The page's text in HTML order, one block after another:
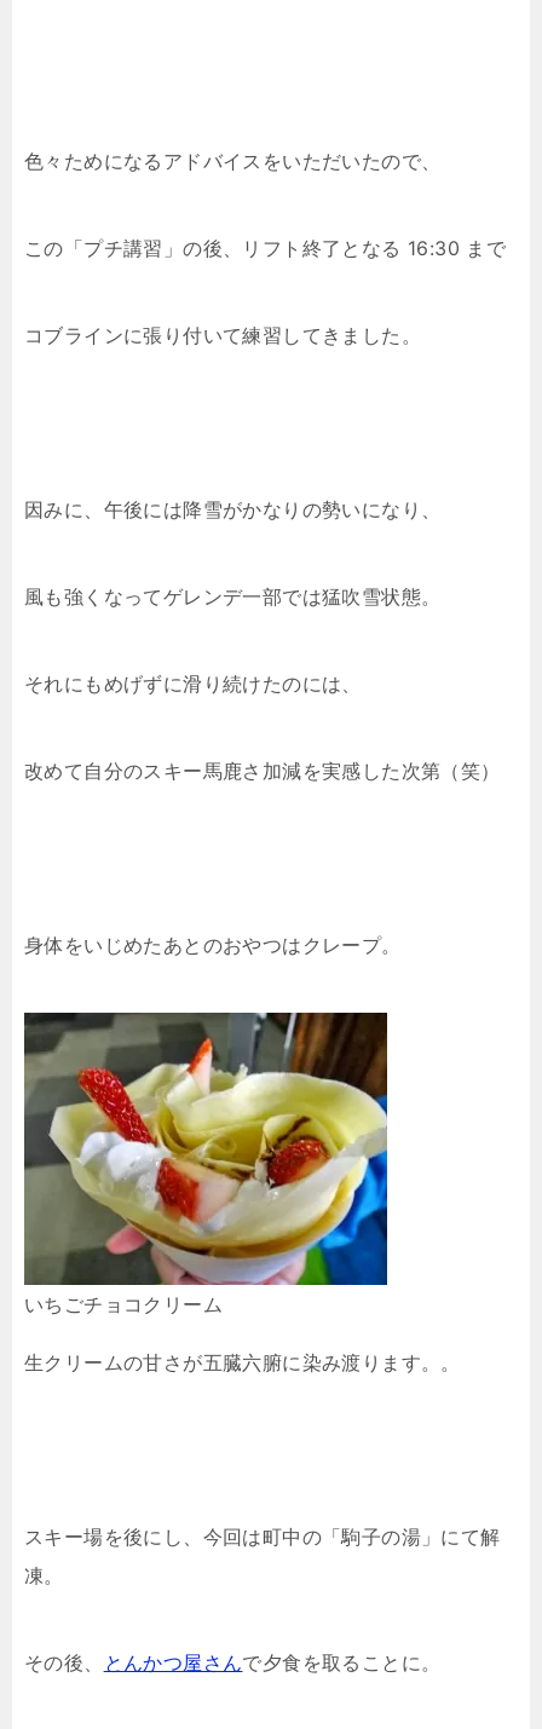
色々ためになるアドバイスをいただいたので、
この「プチ講習」の後、リフト終了となる 16:30 まで
コブラインに張り付いて練習してきました。
因みに、午後には降雪がかなりの勢いになり、
風も強くなってゲレンデ一部では猛吹雪状態。
それにもめげずに滑り続けたのには、
改めて自分のスキー馬鹿さ加減を実感した次第（笑）
身体をいじめたあとのおやつはクレープ。
いちごチョコクリーム
生クリームの甘さが五臓六腑に染み渡ります。。
スキー場を後にし、今回は町中の「駒子の湯」にて解
凍。
その後、 とんかつ屋さんで夕食を取ることに。